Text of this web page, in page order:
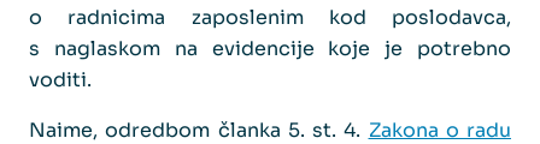
o radnicima zaposlenim kod poslodavca,
s naglaskom na evidencije koje je potrebno
voditi.
Naime, odredbom članka 5. st. 4. Zakona o radu